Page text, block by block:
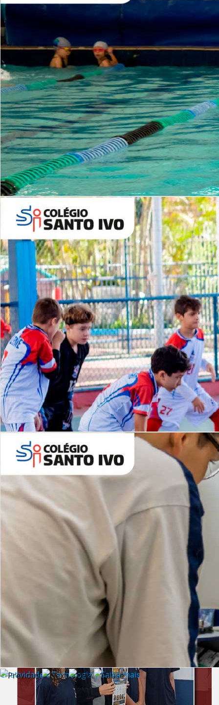
Período Integral | Saiba mais
Desafios | Saiba mais
Criatividade e Tecnologia | Saiba mais
ALUNOS NOVOS
Entre em Contato
INSTITUCIONAL
Lista de vídeos
NOSSOCANAL